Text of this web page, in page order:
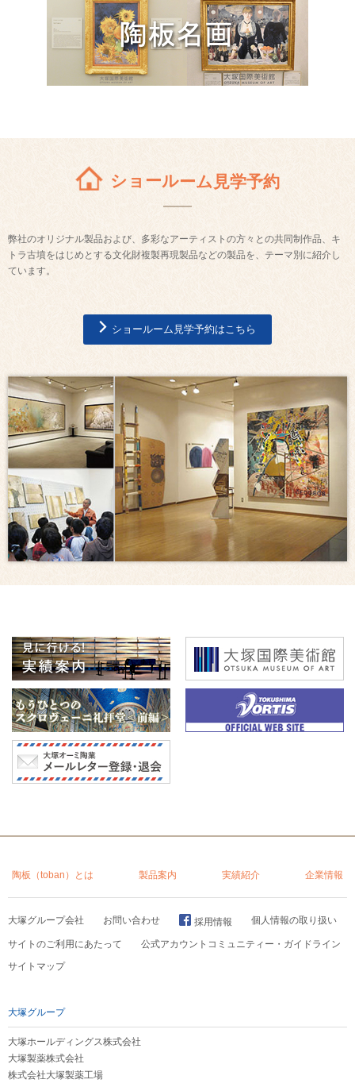
ショールーム見学予約
弊社のオリジナル製品および、多彩なアーティストの方々との共同制作品、キ
トラ古墳をはじめとする文化財複製再現製品などの製品を、テーマ別に紹介し
ています。
ショールーム見学予約はこちら
陶板（toban）とは 製品案内 実績紹介 企業情報
大塚グループ会社 お問い合わせ 採用情報 個人情報の取り扱い
サイトのご利用にあたって
公式アカウントコミュニティー・ガイドライン
サイトマップ
大塚グループ
大塚ホールディングス株式会社
大塚製薬株式会社
株式会社大塚製薬工場